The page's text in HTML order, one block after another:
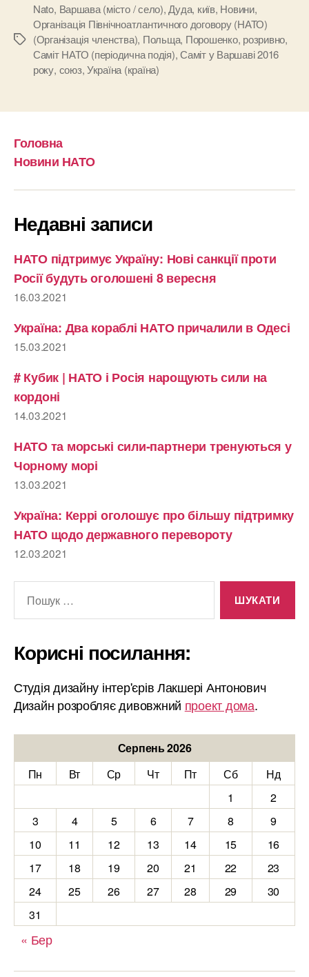
Позначки
Nato, Варшава (місто / село), Дуда, київ, Новини,
Організація Північноатлантичного договору (НАТО)
(Організація членства), Польща, Порошенко, розривно,
Саміт НАТО (періодична подія),Саміт у Варшаві 2016
року, союз,Україна (країна)
Головна
Новини НАТО
Недавні записи
НАТО підтримує Україну: Нові санкції проти
Росії будуть оголошені 8 вересня
16.03.2021
Україна: Два кораблі НАТО причалили в Одесі
15.03.2021
# Кубик | НАТО і Росія нарощують сили на
кордоні
14.03.2021
НАТО та морські сили-партнери тренуються у
Чорному морі
13.03.2021
Україна: Керрі оголошує про більшу підтримку
НАТО щодо державного перевороту
12.03.2021
Корисні посилання:
Студія дизайну інтер'єрів Лакшері Антонович
Дизайн розробляє дивовжний проект дома.
Серпень 2026
Пн
Вт Ср Чт Пт Сб
Нд
1
2
3
4 5 6 7 8
9
10
11 12 13 14 15
16
17
18 19 20 21 22
23
24
25 26 27 28 29
30
31
« Бер